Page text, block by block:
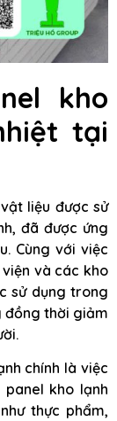
kho
tại
liệu được sử
đã được ứng
Cùng với việc
và các kho
sử dụng trong
đồng thời giảm
chính là việc
kho lạnh
thực phẩm,